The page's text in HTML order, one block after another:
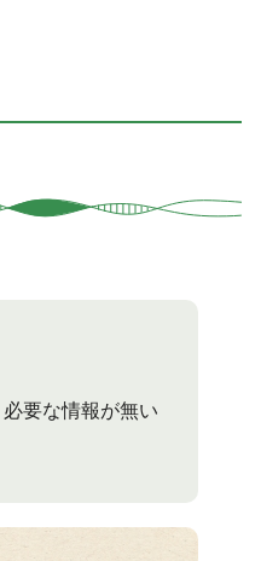
必要な情報が無い